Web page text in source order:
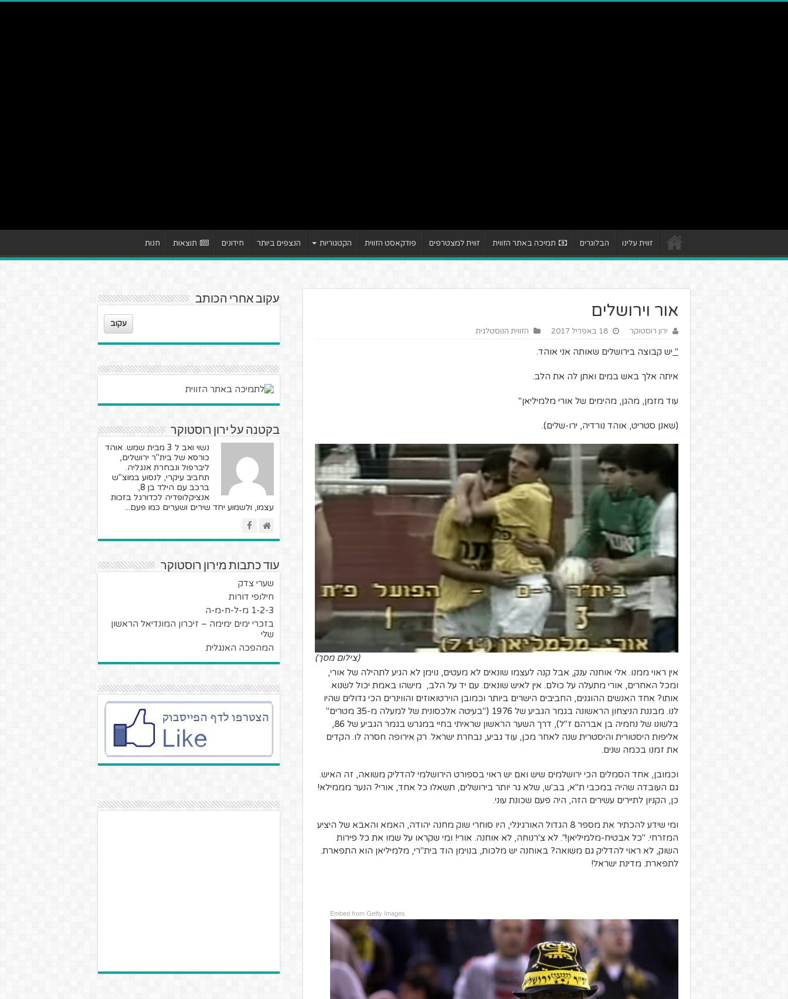
זווית עלינו הבלוגרים תמיכה באתר הזווית זווית למצטרפים פודקאסט הזווית הקטגוריות הנצפים ביותר חידונים תוצאות חנות
אור וירושלים
ירון רוסטוקר 18 באפריל 2017 הזווית הנוסטלגית
" יש קבוצה בירושלים שאותה אני אוהד.
איתה אלך באש במים ואתן לה את הלב.
עוד מזמן, מהגן, מהימים של אורי מלמיליאן"
(שאנן סטריט, אוהד נורדיה, ירו-שלים).
(צילום מסך)
אין ראוי ממנו. אלי אוחנה ענק, אבל קנה לעצמו שונאים לא מעטים, נוימן לא הגיע לתהילה של אורי,
ומכל האחרים, אורי מתעלה על כולם. אין לאיש שונאים. עם יד על הלב, מישהו באמת יכול לשנוא
אותו? אחד האנשים ההוגנים, החביבים הישרים ביותר וכמובן הוירטואוזים והווינרים הכי גדולים שהיו
לנו. מבננת הניצחון הראשונה בגמר הגביע של 1976 ("בעיטה אלכסונית של למעלה מ-35 מטרים"
בלשונו של נחמיה בן אברהם ז"ל), דרך השער הראשון שראיתי בחיי במגרש בגמר הגביע של 86,
אליפות היסטורית והיסטרית שנה לאחר מכן, עוד גביע, נבחרת ישראל. רק אירופה חסרה לו. הקדים
את זמנו בכמה שנים.
וכמובן, אחד הסמלים הכי ירושלמים שיש ואם יש ראוי בספורט הירושלמי להדליק משואה, זה האיש.
גם העובדה שהיה במכבי ת"א, בב'ש, שלא גר יותר בירושלים, תשאלו כל אחד, אורי? הנער מממילא!
כן, הקניון לתיירים עשירים הזה, היה פעם שכונת עוני.
ומי שידע להכתיר את מספר 8 הגדול האורגינלי, היו סוחרי שוק מחנה יהודה, האמא והאבא של היציע
המזרחי. "כל אבטיח-מלמיליאן!". לא צ'רנוחה, לא אוחנה. אורי! ומי שקראו על שמו את כל פירות
השוק, לא ראוי להדליק גם משואה? באוחנה יש מלכות, בנוימן הוד בית"רי, מלמיליאן הוא התפארת.
לתפארת. מדינת ישראל!
Embed from Getty Images
עקוב אחרי הכותב
עקוב
בקטנה על ירון רוסטוקר
נשוי ואב ל 3 מבית שמש. אוהד
כורסא של בית"ר ירושלים,
ליברפול ונבחרת אנגליה.
תחביב עיקרי, לנסוע במוצ"ש
ברכב עם הילד בן 8,
אנציקלופדיה לכדורגל בזכות
עצמו, ולשמוע יחד שירים ושערים כמו פעם...
עוד כתבות מירון רוסטוקר
שערי צדק
חילופי דורות
1-2-3 מ-ל-ח-מ-ה
בזכרי ימים ימימה – זיכרון המונדיאל הראשון
שלי
המהפכה האנגלית